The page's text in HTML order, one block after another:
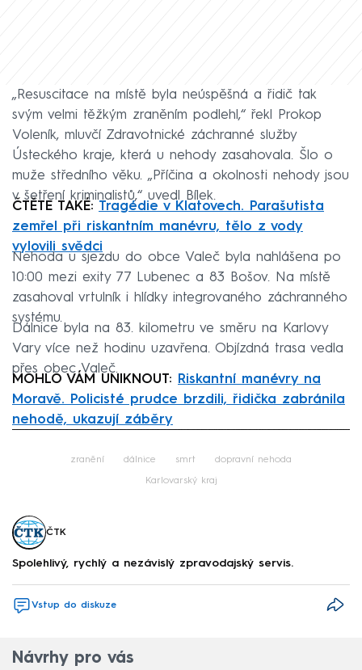
„Resuscitace na místě byla neúspěšná a řidič tak
svým velmi těžkým zraněním podlehl,“ řekl Prokop
Voleník, mluvčí Zdravotnické záchranné služby
Ústeckého kraje, která u nehody zasahovala. Šlo o
muže středního věku. „Příčina a okolnosti nehody jsou
v šetření kriminalistů,“ uvedl Bílek.
ČTĚTE TAKÉ: Tragédie v Klatovech. Parašutista
zemřel při riskantním manévru, tělo z vody
vylovili svědci
Nehoda u sjezdu do obce Valeč byla nahlášena po
10:00 mezi exity 77 Lubenec a 83 Bošov. Na místě
zasahoval vrtulník i hlídky integrovaného záchranného
systému.
Dálnice byla na 83. kilometru ve směru na Karlovy
Vary více než hodinu uzavřena. Objízdná trasa vedla
přes obec Valeč.
MOHLO VÁM UNIKNOUT:
Riskantní manévry na
Moravě. Policisté prudce brzdili, řidička zabránila
nehodě, ukazují záběry
zranění dálnice smrt dopravní nehoda
Karlovarský kraj
ČTK
Spolehlivý, rychlý a nezávislý zpravodajský servis.
Vstup do diskuze
Návrhy pro vás